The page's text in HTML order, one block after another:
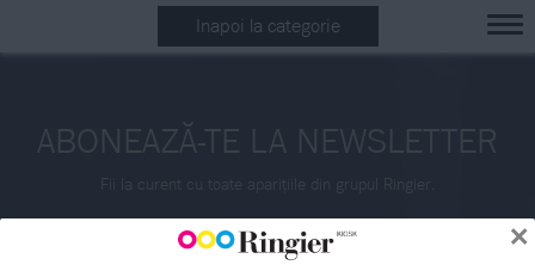
×
Inapoi la categorie
ABONEAZĂ-TE LA NEWSLETTER
Fii la curent cu toate aparițiile din grupul Ringier.